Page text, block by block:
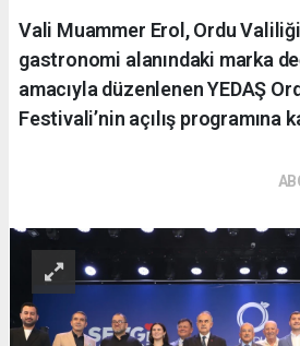
Vali Muammer Erol, Ordu
gastronomi alanındaki marka
amacıyla düzenlenen YEDAŞ
Festivali’nin açılış programına